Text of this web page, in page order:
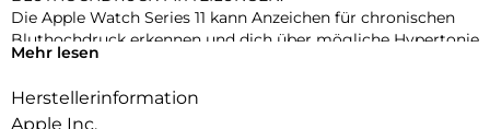
Die Apple Watch Series 11 kann Anzeichen für chronischen
Bluthochdruck erkennen und dich über mögliche Hypertonie
informieren.
KENN DEINEN SCHLAFINDEX.
Mit dem Schlafindex kannst du einfach deinen Schlaf tracken.
Mehr lesen
Herstellerinformation
Apple Inc.